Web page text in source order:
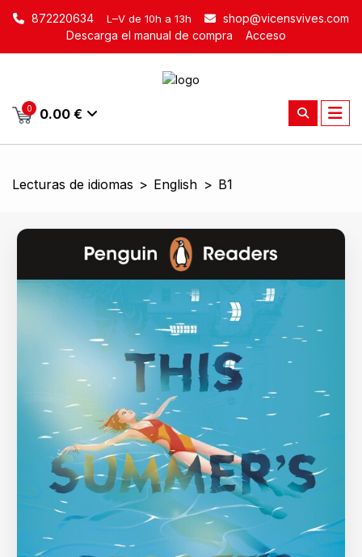
872220634 L–V de 10h a 13h
shop@vicensvives.com
Descarga el manual de compra
Acceso
0 0.00 €
Lecturas de idiomas > English > B1